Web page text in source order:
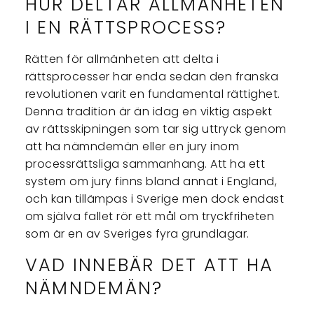
I EN RÄTTSPROCESS?
Rätten för allmänheten att delta i
rättsprocesser har enda sedan den franska
revolutionen varit en fundamental rättighet.
Denna tradition är än idag en viktig aspekt
av rättsskipningen som tar sig uttryck genom
att ha nämndemän eller en jury inom
processrättsliga sammanhang. Att ha ett
system om jury finns bland annat i England,
och kan tillämpas i Sverige men dock endast
om själva fallet rör ett mål om tryckfriheten
som är en av Sveriges fyra grundlagar.
VAD INNEBÄR DET ATT HA
NÄMNDEMÄN?